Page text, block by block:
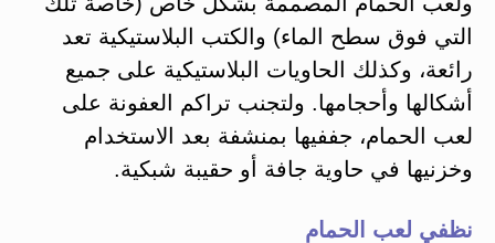
التي فوق سطح الماء) والكتب البلاستيكية تعد
رائعة، وكذلك الحاويات البلاستيكية على جميع
أشكالها وأحجامها. ولتجنب تراكم العفونة على
لعب الحمام، جففيها بمنشفة بعد الاستخدام
وخزنيها في حاوية جافة أو حقيبة شبكية.
نظفي لعب الحمام